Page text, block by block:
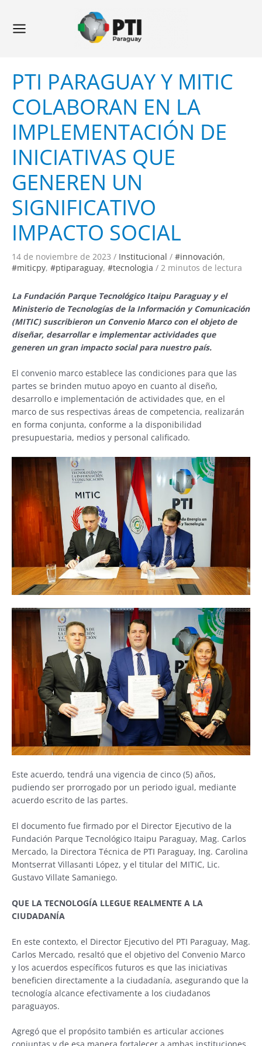
contenido
Menu
PTI PARAGUAY Y MITIC
COLABORAN EN LA
IMPLEMENTACIÓN DE
INICIATIVAS QUE
GENEREN UN
SIGNIFICATIVO
IMPACTO SOCIAL
14 de noviembre de 2023 / Institucional / #innovación,
#miticpy, #ptiparaguay, #tecnologia / 2 minutos de lectura
La Fundación Parque Tecnológico Itaipu Paraguay y el
Ministerio de Tecnologías de la Información y Comunicación
(MITIC) suscribieron un Convenio Marco con el objeto de
diseñar, desarrollar e implementar actividades que
generen un gran impacto social para nuestro país.
El convenio marco establece las condiciones para que las
partes se brinden mutuo apoyo en cuanto al diseño,
desarrollo e implementación de actividades que, en el
marco de sus respectivas áreas de competencia, realizarán
en forma conjunta, conforme a la disponibilidad
presupuestaria, medios y personal calificado.
Este acuerdo, tendrá una vigencia de cinco (5) años,
pudiendo ser prorrogado por un periodo igual, mediante
acuerdo escrito de las partes.
El documento fue firmado por el Director Ejecutivo de la
Fundación Parque Tecnológico Itaipu Paraguay, Mag. Carlos
Mercado, la Directora Técnica de PTI Paraguay, Ing. Carolina
Montserrat Villasanti López, y el titular del MITIC, Lic.
Gustavo Villate Samaniego.
QUE LA TECNOLOGÍA LLEGUE REALMENTE A LA
CIUDADANÍA
En este contexto, el Director Ejecutivo del PTI Paraguay, Mag.
Carlos Mercado, resaltó que el objetivo del Convenio Marco
y los acuerdos específicos futuros es que las iniciativas
beneficien directamente a la ciudadanía, asegurando que la
tecnología alcance efectivamente a los ciudadanos
paraguayos.
Agregó que el propósito también es articular acciones
entradas